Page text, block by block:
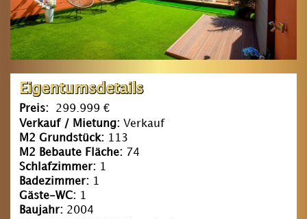
Eigentumsdetails
Preis:
299.999 €
Verkauf / Mietung: Verkauf
M2 Grundstück: 113
M2 Bebaute Fläche: 74
Schlafzimmer: 1
Badezimmer: 1
Gäste-WC: 1
Baujahr: 2004